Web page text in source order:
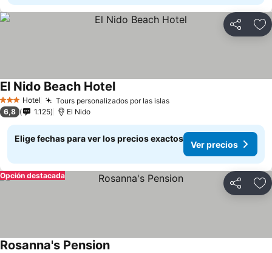
Compartir
3 Estrellas
Hotel Tours personalizados por las islas
El Nido Beach Hotel
6,8 1.125 El Nido
Elige fechas para ver los precios exactos
Ver precios
Compartir
Opción destacada
Rosanna's Pension